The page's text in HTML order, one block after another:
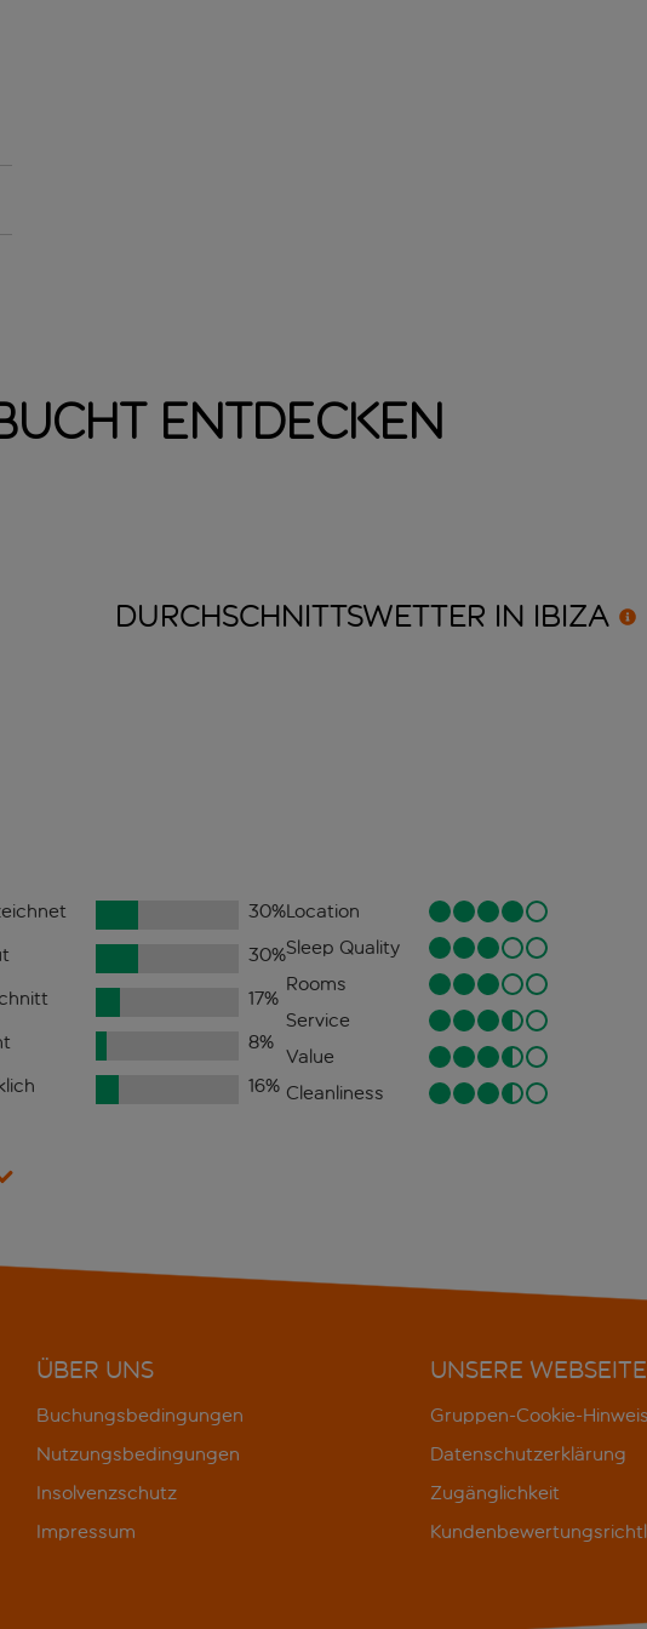
entdecken
DURCHSCHNITTSWETTER IN IBIZA
30%
30%
17%
8%
16%
Location
Sleep Quality
Rooms
Service
Value
Cleanliness
ÜBER UNS
Buchungsbedingungen
Nutzungsbedingungen
Insolvenzschutz
Impressum
UNSERE WEBSEITE
Gruppen-Cookie-Hinweis
Datenschutzerklärung
Zugänglichkeit